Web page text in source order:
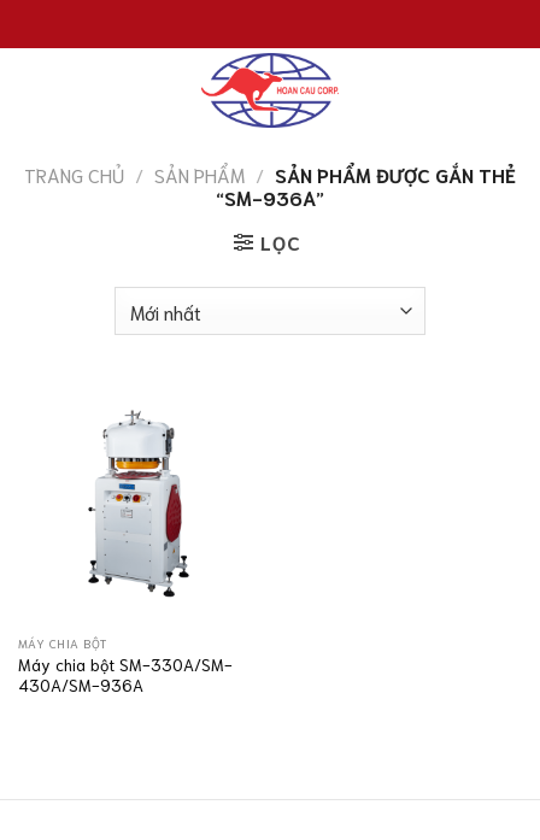
đến
TRANG CHỦ / SẢN PHẨM / SẢN PHẨM ĐƯỢC GẮN THẺ
“SM-936A”
LỌC
MÁY CHIA BỘT
Máy chia bột SM-330A/SM-
430A/SM-936A